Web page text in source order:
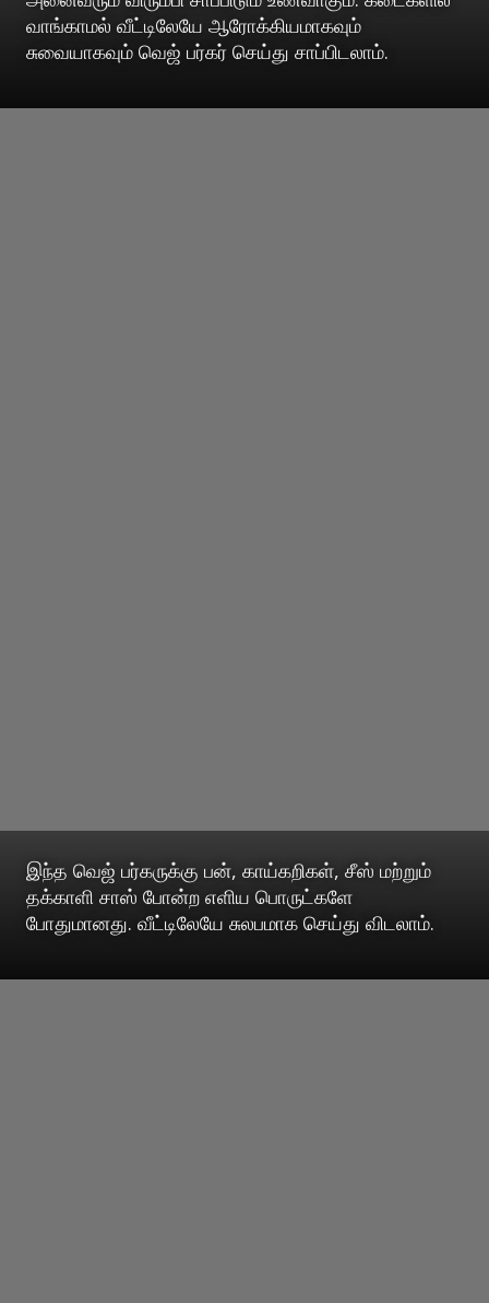
வாங்காமல் வீட்டிலேயே ஆரோக்கியமாகவும்
சுவையாகவும் வெஜ் பர்கர் செய்து சாப்பிடலாம்.
இந்த வெஜ் பர்கருக்கு பன், காய்கறிகள், சீஸ் மற்றும்
தக்காளி சாஸ் போன்ற எளிய பொருட்களே
போதுமானது. வீட்டிலேயே சுலபமாக செய்து விடலாம்.